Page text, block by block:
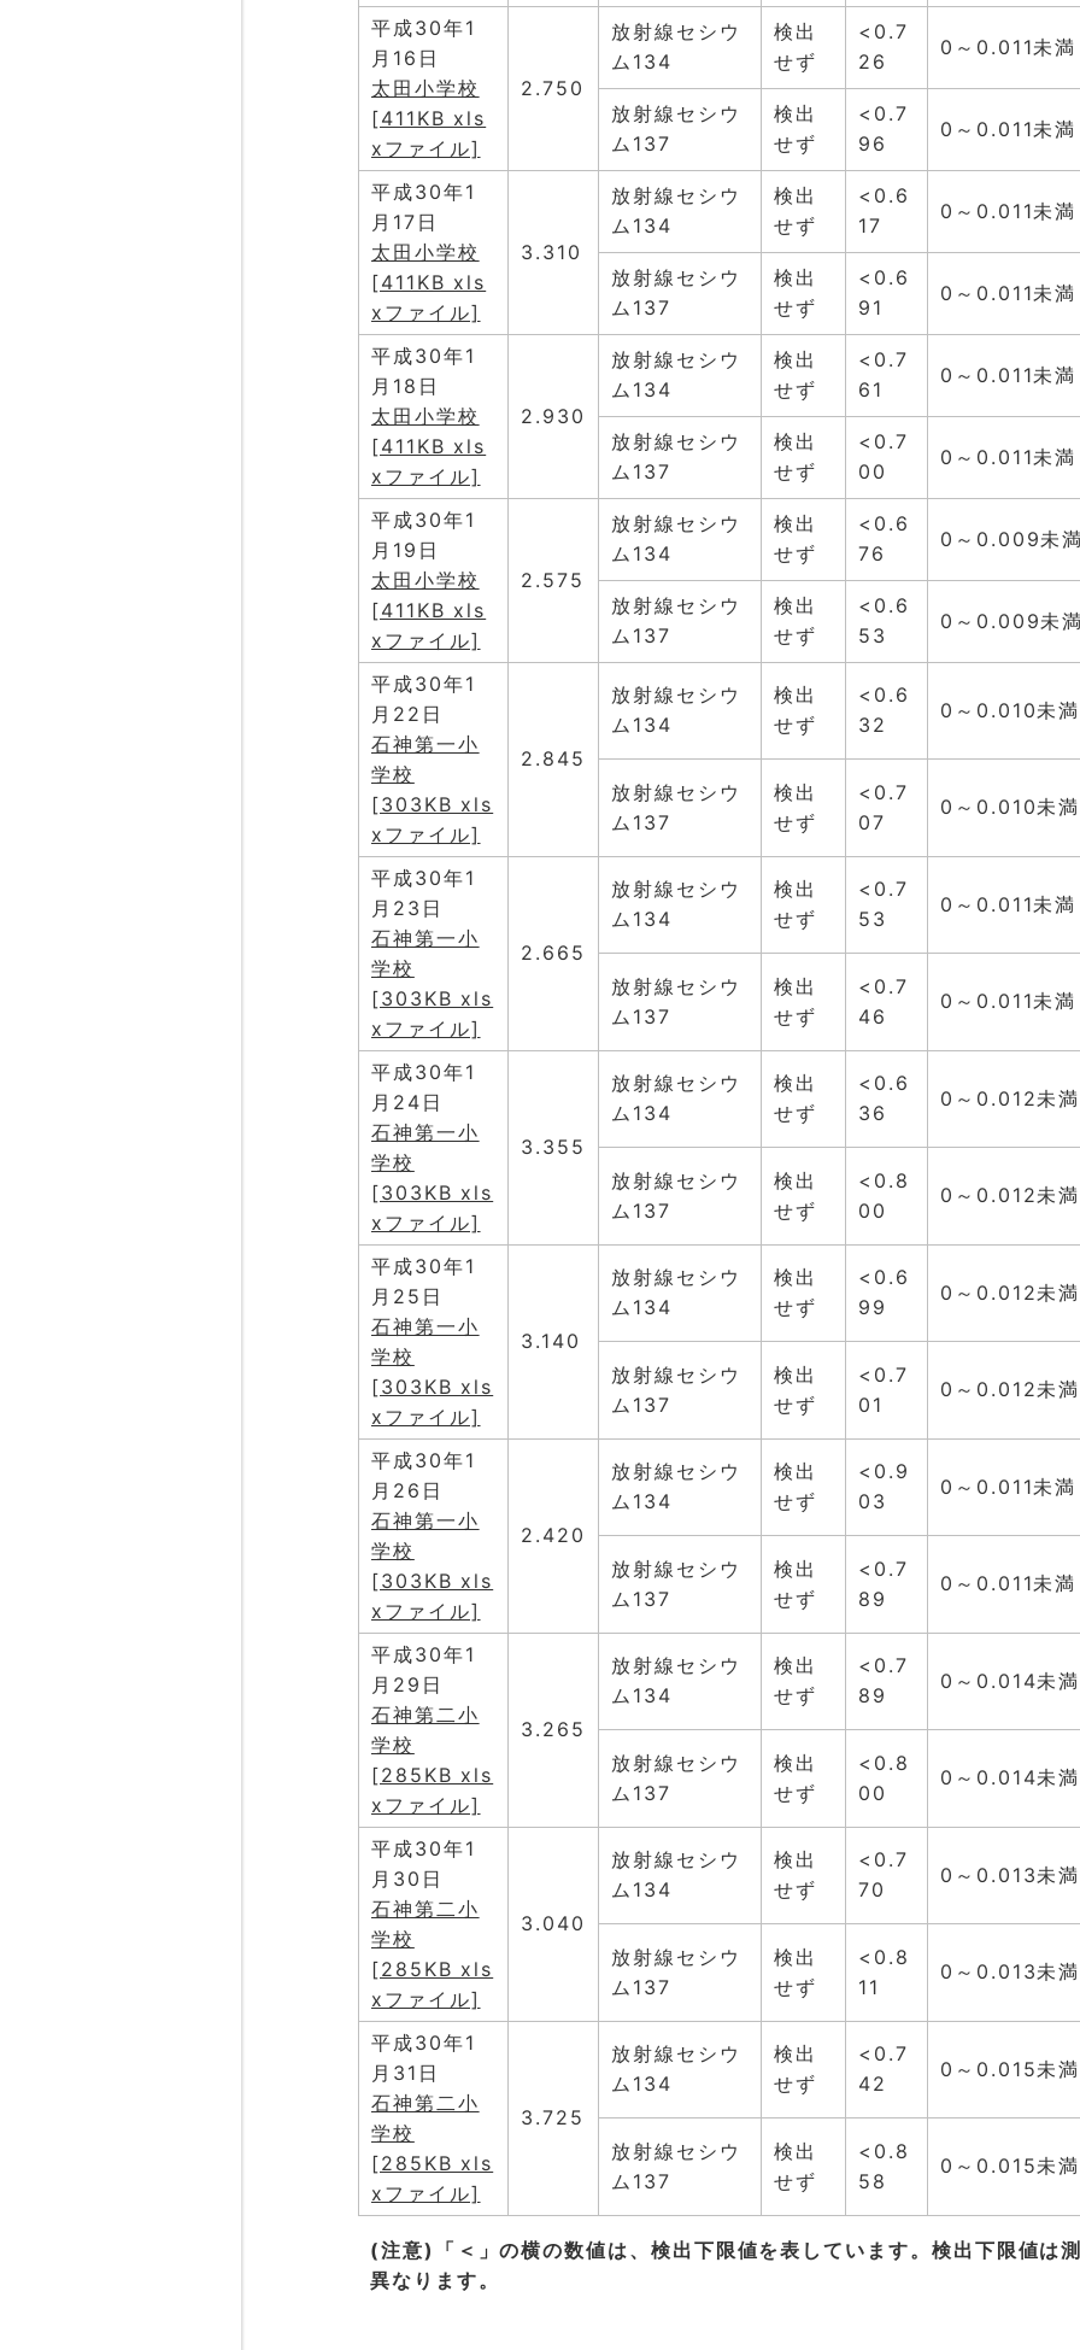
平成30年1
月16日
太田小学校
[411KB xls
xファイル]
2.750
放射線セシウ
ム134
検出
せず
<0.7
26
0～0.011未満
放射線セシウ
ム137
検出
せず
<0.7
96
0～0.011未満
平成30年1
月17日
太田小学校
[411KB xls
xファイル]
3.310
放射線セシウ
ム134
検出
せず
<0.6
17
0～0.011未満
放射線セシウ
ム137
検出
せず
<0.6
91
0～0.011未満
平成30年1
月18日
太田小学校
[411KB xls
xファイル]
2.930
放射線セシウ
ム134
検出
せず
<0.7
61
0～0.011未満
放射線セシウ
ム137
検出
せず
<0.7
00
0～0.011未満
平成30年1
月19日
太田小学校
[411KB xls
xファイル]
2.575
放射線セシウ
ム134
検出
せず
<0.6
76
0～0.009未満
放射線セシウ
ム137
検出
せず
<0.6
53
0～0.009未満
平成30年1
月22日
石神第一小
学校
[303KB xls
xファイル]
2.845
放射線セシウ
ム134
検出
せず
<0.6
32
0～0.010未満
放射線セシウ
ム137
検出
せず
<0.7
07
0～0.010未満
平成30年1
月23日
石神第一小
学校
[303KB xls
xファイル]
2.665
放射線セシウ
ム134
検出
せず
<0.7
53
0～0.011未満
放射線セシウ
ム137
検出
せず
<0.7
46
0～0.011未満
平成30年1
月24日
石神第一小
学校
[303KB xls
xファイル]
3.355
放射線セシウ
ム134
検出
せず
<0.6
36
0～0.012未満
放射線セシウ
ム137
検出
せず
<0.8
00
0～0.012未満
平成30年1
月25日
石神第一小
学校
[303KB xls
xファイル]
3.140
放射線セシウ
ム134
検出
せず
<0.6
99
0～0.012未満
放射線セシウ
ム137
検出
せず
<0.7
01
0～0.012未満
平成30年1
月26日
石神第一小
学校
[303KB xls
xファイル]
2.420
放射線セシウ
ム134
検出
せず
<0.9
03
0～0.011未満
放射線セシウ
ム137
検出
せず
<0.7
89
0～0.011未満
平成30年1
月29日
石神第二小
学校
[285KB xls
xファイル]
3.265
放射線セシウ
ム134
検出
せず
<0.7
89
0～0.014未満
放射線セシウ
ム137
検出
せず
<0.8
00
0～0.014未満
平成30年1
月30日
石神第二小
学校
[285KB xls
xファイル]
3.040
放射線セシウ
ム134
検出
せず
<0.7
70
0～0.013未満
放射線セシウ
ム137
検出
せず
<0.8
11
0～0.013未満
平成30年1
月31日
石神第二小
学校
[285KB xls
xファイル]
3.725
放射線セシウ
ム134
検出
せず
<0.7
42
0～0.015未満
放射線セシウ
ム137
検出
せず
<0.8
58
0～0.015未満
(注意)「＜」の横の数値は、検出下限値を表しています。検出下限値は
異なります。